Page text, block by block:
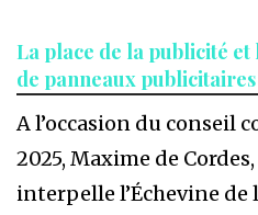
La place de la publicité
de panneaux
A l’occasion du conseil
2025, Maxime de
interpelle l’Échevine de